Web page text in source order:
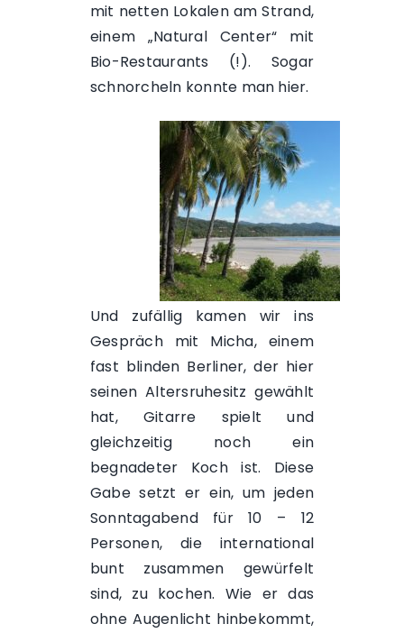
mit netten Lokalen am Strand,
einem „Natural Center“ mit
Bio-Restaurants (!). Sogar
schnorcheln konnte man hier.
Und zufällig kamen wir ins
Gespräch mit Micha, einem
fast blinden Berliner, der hier
seinen Altersruhesitz gewählt
hat, Gitarre spielt und
gleichzeitig noch ein
begnadeter Koch ist. Diese
Gabe setzt er ein, um jeden
Sonntagabend für 10 – 12
Personen, die international
bunt zusammen gewürfelt
sind, zu kochen. Wie er das
ohne Augenlicht hinbekommt,